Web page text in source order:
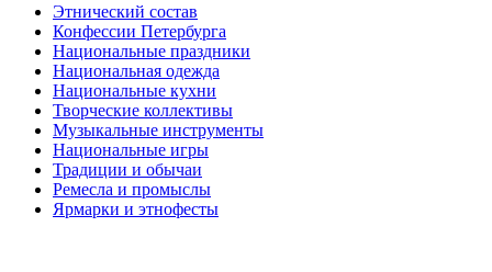
Этнический состав
Конфессии Петербурга
Национальные праздники
Национальная одежда
Национальные кухни
Творческие коллективы
Музыкальные инструменты
Национальные игры
Традиции и обычаи
Ремесла и промыслы
Ярмарки и этнофесты